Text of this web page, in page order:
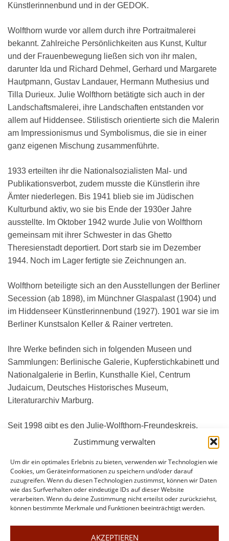
Zustimmung verwalten
Um dir ein optimales Erlebnis zu bieten, verwenden wir Technologien wie
Cookies, um Geräteinformationen zu speichern und/oder darauf
zuzugreifen. Wenn du diesen Technologien zustimmst, können wir Daten
wie das Surfverhalten oder eindeutige IDs auf dieser Website
verarbeiten. Wenn du deine Zustimmung nicht erteilst oder zurückziehst,
können bestimmte Merkmale und Funktionen beeinträchtigt werden.
AKZEPTIEREN
Künstlerinnenbund und in der GEDOK.
Wolfthorn wurde vor allem durch ihre Portraitmalerei
bekannt. Zahlreiche Persönlichkeiten aus Kunst, Kultur
und der Frauenbewegung ließen sich von ihr malen,
darunter Ida und Richard Dehmel, Gerhard und Margarete
Hautpmann, Gustav Landauer, Hermann Muthesius und
Tilla Durieux. Julie Wolfthorn betätigte sich auch in der
Landschaftsmalerei, ihre Landschaften entstanden vor
allem auf Hiddensee. Stilistisch orientierte sich die Malerin
am Impressionismus und Symbolismus, die sie in einer
ganz eigenen Mischung zusammenführte.
1933 erteilten ihr die Nationalsozialisten Mal- und
Publikationsverbot, zudem musste die Künstlerin ihre
Ämter niederlegen. Bis 1941 blieb sie im Jüdischen
Kulturbund aktiv, wo sie bis Ende der 1930er Jahre
ausstellte. Im Oktober 1942 wurde Julie von Wolfthorn
gemeinsam mit ihrer Schwester in das Ghetto
Theresienstadt deportiert. Dort starb sie im Dezember
1944. Noch im Lager fertigte sie Zeichnungen an.
Wolfthorn beteiligte sich an den Ausstellungen der Berliner
Secession (ab 1898), im Münchner Glaspalast (1904) und
im Hiddenseer Künstlerinnenbund (1927). 1901 war sie im
Berliner Kunstsalon Keller & Rainer vertreten.
Ihre Werke befinden sich in folgenden Museen und
Sammlungen: Berlinische Galerie, Kupferstichkabinett und
Nationalgalerie in Berlin, Kunsthalle Kiel, Centrum
Judaicum, Deutsches Historisches Museum,
Literaturarchiv Marburg.
Seit 1998 gibt es den Julie-Wolfthorn-Freundeskreis.